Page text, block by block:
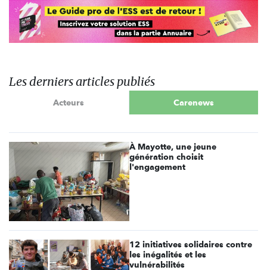
Les derniers articles publiés
Acteurs Carenews
À Mayotte, une jeune
génération choisit
l'engagement
12 initiatives solidaires contre
les inégalités et les
vulnérabilités